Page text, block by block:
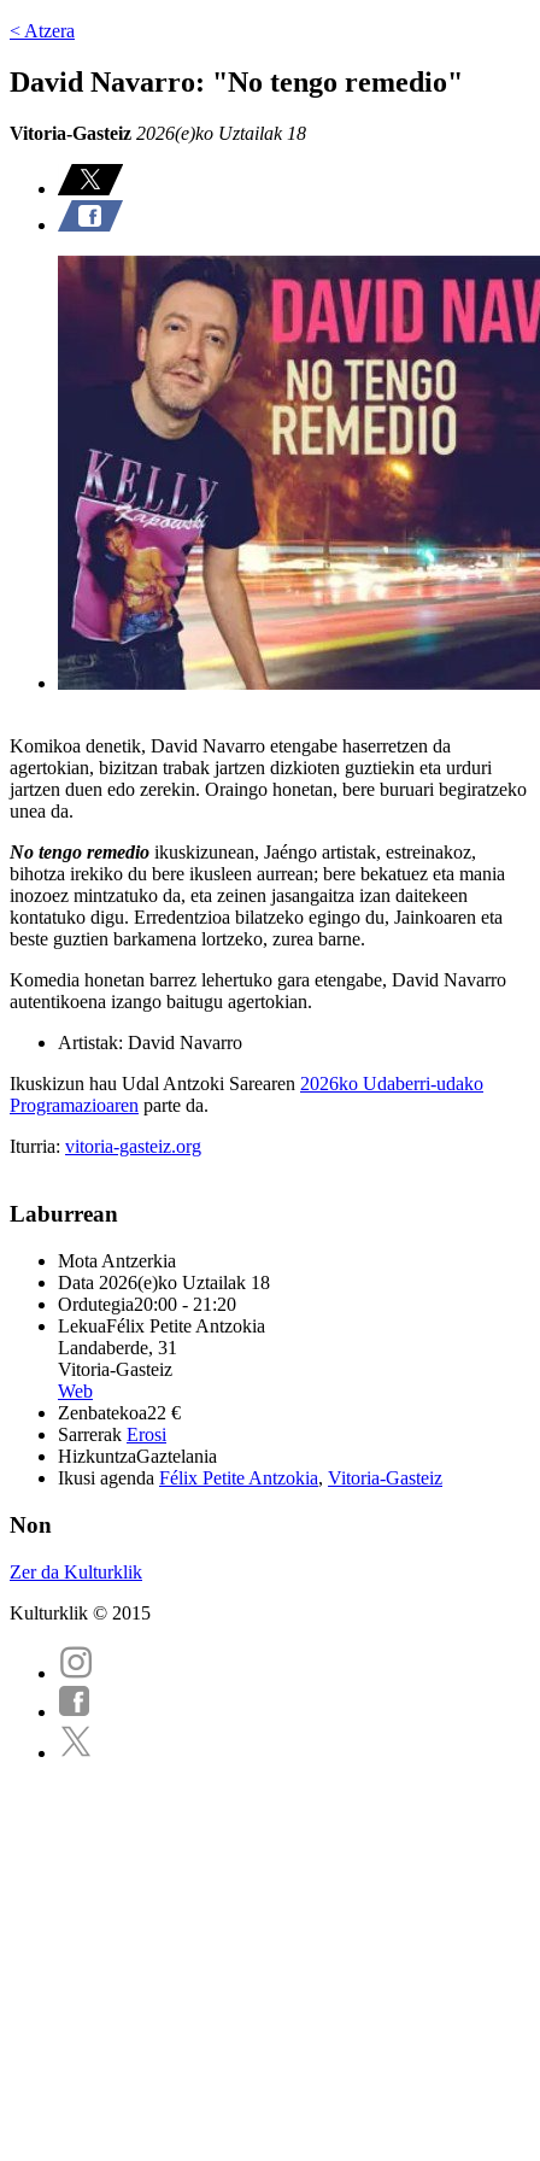
< Atzera
David Navarro: "No tengo remedio"
Vitoria-Gasteiz 2026(e)ko Uztailak 18
Komikoa denetik, David Navarro etengabe haserretzen da
agertokian, bizitzan trabak jartzen dizkioten guztiekin eta urduri
jartzen duen edo zerekin. Oraingo honetan, bere buruari begiratzeko
unea da.
No tengo remedio ikuskizunean, Jaéngo artistak, estreinakoz,
bihotza irekiko du bere ikusleen aurrean; bere bekatuez eta mania
inozoez mintzatuko da, eta zeinen jasangaitza izan daitekeen
kontatuko digu. Erredentzioa bilatzeko egingo du, Jainkoaren eta
beste guztien barkamena lortzeko, zurea barne.
Komedia honetan barrez lehertuko gara etengabe, David Navarro
autentikoena izango baitugu agertokian.
Artistak: David Navarro
Ikuskizun hau Udal Antzoki Sarearen 2026ko Udaberri-udako
Programazioaren parte da.
Iturria: vitoria-gasteiz.org
Laburrean
Mota Antzerkia
Data 2026(e)ko Uztailak 18
Ordutegia20:00 - 21:20
LekuaFélix Petite Antzokia
Landaberde, 31
Vitoria-Gasteiz
Web
Zenbatekoa22 €
Sarrerak Erosi
HizkuntzaGaztelania
Ikusi agenda Félix Petite Antzokia, Vitoria-Gasteiz
Non
Zer da Kulturklik
Kulturklik © 2015